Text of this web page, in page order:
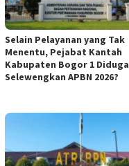
Selain Pelayanan yang Tak
Menentu, Pejabat Kantah
Kabupaten Bogor 1 Diduga
Selewengkan APBN 2026?